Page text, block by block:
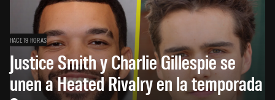
HACE 19 HORAS
Justice Smith y Charlie Gillespie se
unen a Heated Rivalry en la temporada